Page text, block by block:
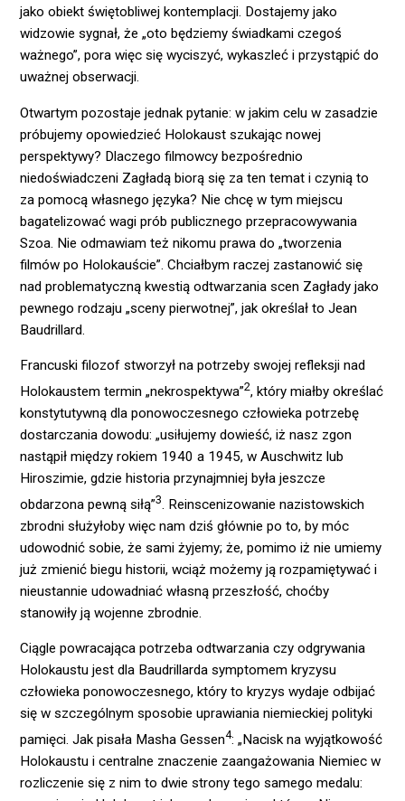
jako obiekt świętobliwej kontemplacji. Dostajemy jako
widzowie sygnał, że „oto będziemy świadkami czegoś
ważnego”, pora więc się wyciszyć, wykaszleć i przystąpić do
uważnej obserwacji.
Otwartym pozostaje jednak pytanie: w jakim celu w zasadzie
próbujemy opowiedzieć Holokaust szukając nowej
perspektywy? Dlaczego filmowcy bezpośrednio
niedoświadczeni Zagładą biorą się za ten temat i czynią to
za pomocą własnego języka? Nie chcę w tym miejscu
bagatelizować wagi prób publicznego przepracowywania
Szoa. Nie odmawiam też nikomu prawa do „tworzenia
filmów po Holokauście”. Chciałbym raczej zastanowić się
nad problematyczną kwestią odtwarzania scen Zagłady jako
pewnego rodzaju „sceny pierwotnej”, jak określał to Jean
Baudrillard.
Francuski filozof stworzył na potrzeby swojej refleksji nad
Holokaustem termin „nekrospektywa”2, który miałby określać
konstytutywną dla ponowoczesnego człowieka potrzebę
dostarczania dowodu: „usiłujemy dowieść, iż nasz zgon
nastąpił między rokiem 1940 a 1945, w Auschwitz lub
Hiroszimie, gdzie historia przynajmniej była jeszcze
obdarzona pewną siłą”3. Reinscenizowanie nazistowskich
zbrodni służyłoby więc nam dziś głównie po to, by móc
udowodnić sobie, że sami żyjemy; że, pomimo iż nie umiemy
już zmienić biegu historii, wciąż możemy ją rozpamiętywać i
nieustannie udowadniać własną przeszłość, choćby
stanowiły ją wojenne zbrodnie.
Ciągle powracająca potrzeba odtwarzania czy odgrywania
Holokaustu jest dla Baudrillarda symptomem kryzysu
człowieka ponowoczesnego, który to kryzys wydaje odbijać
się w szczególnym sposobie uprawiania niemieckiej polityki
pamięci. Jak pisała Masha Gessen4: „Nacisk na wyjątkowość
Holokaustu i centralne znaczenie zaangażowania Niemiec w
rozliczenie się z nim to dwie strony tego samego medalu: